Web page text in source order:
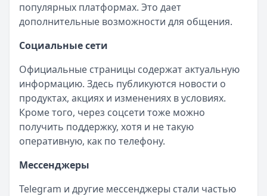
популярных платформах. Это дает
дополнительные возможности для общения.
Социальные сети
Официальные страницы содержат актуальную
информацию. Здесь публикуются новости о
продуктах, акциях и изменениях в условиях.
Кроме того, через соцсети тоже можно
получить поддержку, хотя и не такую
оперативную, как по телефону.
Мессенджеры
Telegram и другие мессенджеры стали частью